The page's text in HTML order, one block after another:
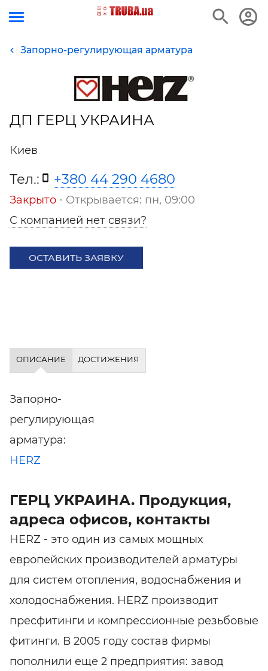
Запорно-регулирующая арматура
ДП ГЕРЦ УКРАИНА
Киев
Тел.: +380 44 290 4680
Закрыто ⋅ Открывается: пн, 09:00
С компанией нет связи?
ОСТАВИТЬ ЗАЯВКУ
ОПИСАНИЕ ДОСТИЖЕНИЯ
Запорно-
регулирующая
арматура:
HERZ
ГЕРЦ УКРАИНА. Продукция,
адреса офисов, контакты
HERZ - это один из самых мощных
европейских производителей арматуры
для систем отопления, водоснабжения и
холодоснабжения. HERZ производит
пресфитинги и компрессионные резьбовые
фитинги. В 2005 году состав фирмы
пополнили еще 2 предприятия: завод